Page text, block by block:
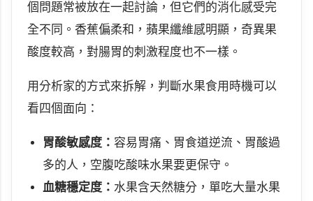
個問題常被放在一起討論，但它們的消化感受完
全不同。香蕉偏柔和，蘋果纖維感明顯，奇異果
酸度較高，對腸胃的刺激程度也不一樣。
用分析家的方式來拆解，判斷水果食用時機可以
看四個面向：
胃酸敏感度： 容易胃痛、胃食道逆流、胃酸過
多的人，空腹吃酸味水果要更保守。
血糖穩定度： 水果含天然糖分，單吃大量水果